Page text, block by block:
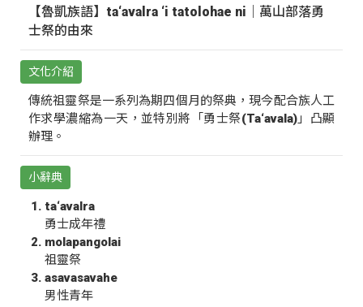
【魯凱族語】ta‘avalra ‘i tatolohae ni｜萬山部落勇
士祭的由來
文化介紹
傳統祖靈祭是一系列為期四個月的祭典，現今配合族人工
作求學濃縮為一天，並特別將「勇士祭(Ta‘avala)」凸顯
辦理。
小辭典
ta‘avalra
勇士成年禮
molapangolai
祖靈祭
asavasavahe
男性青年